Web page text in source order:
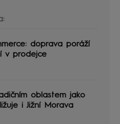
doprava poráží
v prodejce
oblastem jako
i Jižní Morava